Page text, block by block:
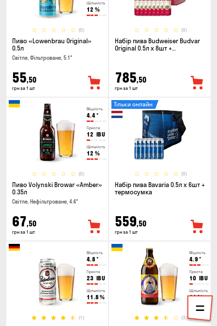
Щільність
12 %
(0)
Пиво «Lowenbrau Original»
0.5л
Світле, Фільтроване, 5.1°
55,50
грн за 1 шт
(0)
Набір пива Budweiser Budvar
Original 0.5л х 8шт +
785,50
грн за 1 шт
Міцність
4.4°
Гіркота
12 IBU
Щільність
12 %
(0)
Пиво Volynski Browar «Amber»
0.35л
Світле, Нефільтроване, 4.4°
67,50
грн за 1 шт
(0)
Тільки онлайн
Набір пива Bavaria 0.5л х 6шт +
термосумка
559,50
грн за 1 шт
Міцність
4.8 °
Гіркота
23 IBU
Щільність
11.8 %
(1)
Міцність
4.9 °
Гіркота
10 IBU
Щільність
11%
(3)